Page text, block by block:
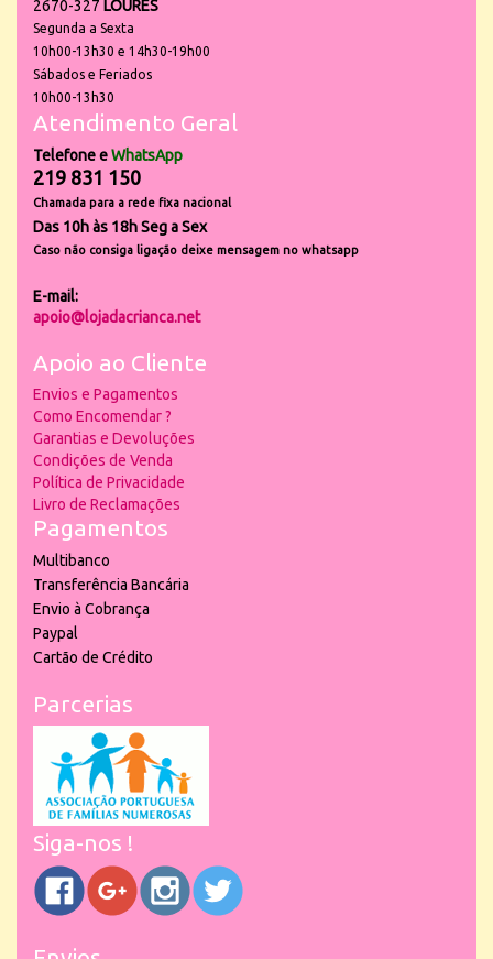
2670-327 LOURES
Segunda a Sexta
10h00-13h30 e 14h30-19h00
Sábados e Feriados
10h00-13h30
Atendimento Geral
Telefone eWhatsApp
219 831 150
Chamada para a rede fixa nacional
Das 10h às 18h Seg a Sex
Caso não consiga ligação deixe mensagem no whatsapp
E-mail:
apoio@lojadacrianca.net
Apoio ao Cliente
Envios e Pagamentos
Como Encomendar ?
Garantias e Devoluções
Condições de Venda
Política de Privacidade
Livro de Reclamações
Pagamentos
Multibanco
Transferência Bancária
Envio à Cobrança
Paypal
Cartão de Crédito
Parcerias
Siga-nos !